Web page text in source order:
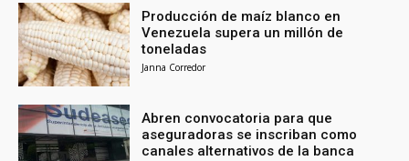
Producción de maíz blanco en
Venezuela supera un millón de
toneladas
Janna Corredor
Abren convocatoria para que
aseguradoras se inscriban como
canales alternativos de la banca